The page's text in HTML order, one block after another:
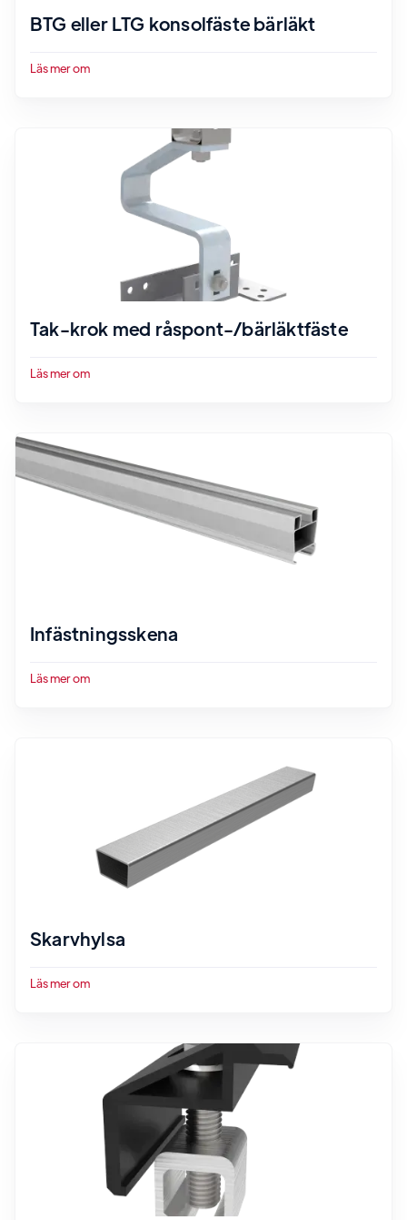
BTG eller LTG konsolfäste bärläkt
Läs mer om
Tak-krok med råspont-/bärläktfäste
Läs mer om
Infästningsskena
Läs mer om
Skarvhylsa
Läs mer om